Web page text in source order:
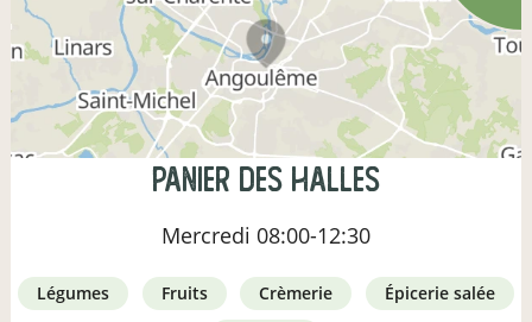
Panier des Halles
Mercredi 08:00-12:30
légumes fruits crèmerie
épicerie salée